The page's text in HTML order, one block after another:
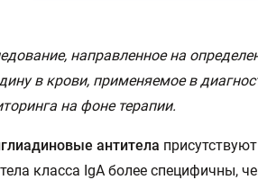
направленное на
в крови, применяемое в
на фоне терапии.
антитела
класса IgА более специфичны,